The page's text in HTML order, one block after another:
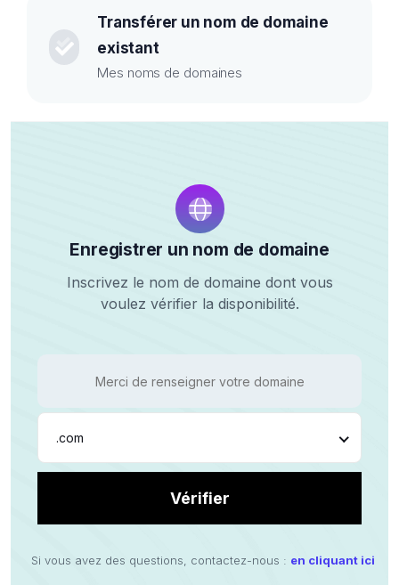
Transférer un nom de domaine
existant
Mes noms de domaines
Enregistrer un nom de domaine
Inscrivez le nom de domaine dont vous
voulez vérifier la disponibilité.
.com
Vérifier
Si vous avez des questions, contactez-nous : en cliquant ici